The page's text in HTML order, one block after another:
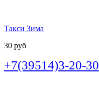
Такси Зима
30 руб
+7(39514)3-20-30